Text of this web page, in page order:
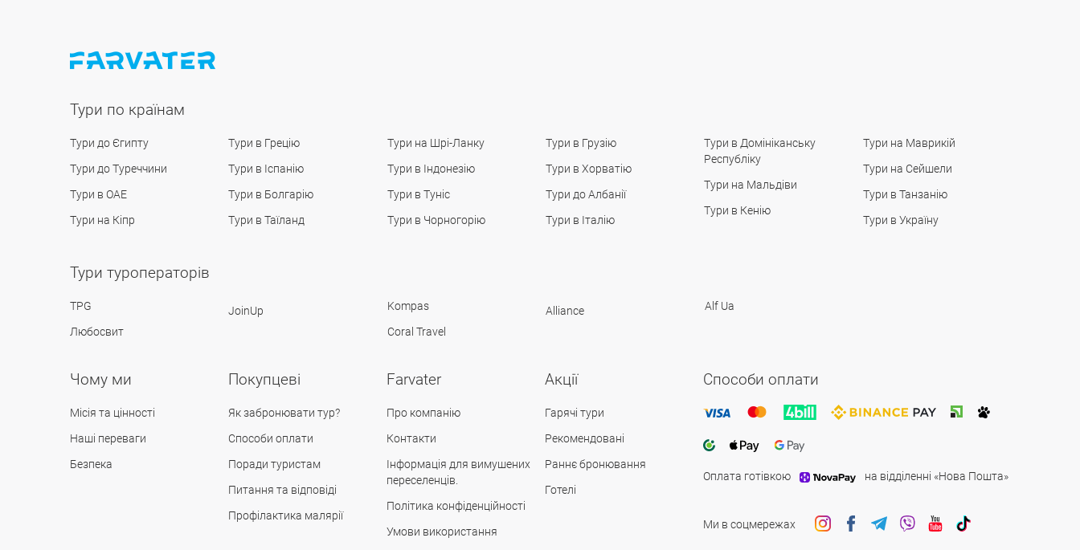
Тури по країнам
Тури до Єгипту
Тури до Туреччини
Тури в ОАЕ
Тури на Кіпр
Тури в Грецію
Тури в Іспанію
Тури в Болгарію
Тури в Таїланд
Тури на Шрі-Ланку
Тури в Індонезію
Тури в Туніс
Тури в Чорногорію
Тури в Грузію
Тури в Хорватію
Тури до Албанії
Тури в Італію
Тури в Домініканську
Республіку
Тури на Мальдіви
Тури в Кенію
Тури на Маврикій
Тури на Сейшели
Тури в Танзанію
Тури в Україну
Тури туроператорів
TPG
Любосвит
JoinUp
Kompas
Coral Travel
Alliance Alf Ua
Чому ми
Місія та цінності
Наші переваги
Безпека
Покупцеві
Як забронювати тур?
Способи оплати
Поради туристам
Питання та відповіді
Профілактика малярії
Farvater
Про компанію
Контакти
Інформація для вимушених
переселенців.
Політика конфіденційності
Умови використання
Акції
Гарячі тури
Рекомендовані
Раннє бронювання
Готелі
Способи оплати
Оплата готівкою на відділенні «Нова Пошта»
Ми в соцмережах